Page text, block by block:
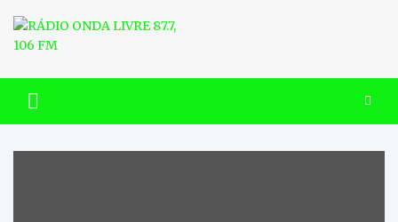
content
RÁDIO ONDA LIVRE 87.7, 106
FM